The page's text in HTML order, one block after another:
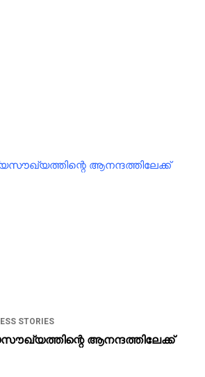
STORIES
ആനന്ദത്തിലേക്ക്‌